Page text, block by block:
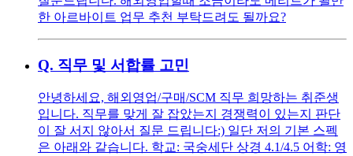
한 아르바이트 업무 추천 부탁드려도 될까요?
Q. 직무 및 서합률 고민
안녕하세요, 해외영업/구매/SCM 직무 희망하는 취준생
입니다. 직무를 맞게 잘 잡았는지 경쟁력이 있는지 판단
이 잘 서지 않아서 질문 드립니다:) 일단 저의 기본 스펙
은 아래와 같습니다. 학교: 국숭세단 상경 4.1/4.5 어학: 영